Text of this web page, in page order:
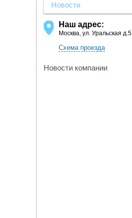
Новости
Наш адрес:
Москва, ул. Уральская д.5
Схема проезда
Новости компании